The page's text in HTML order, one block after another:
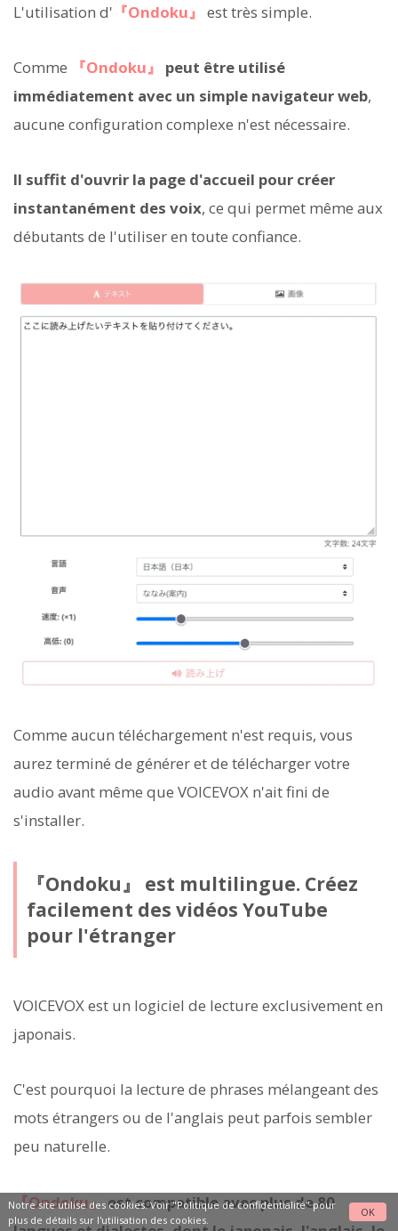
L'utilisation d' 『Ondoku』 est très simple.
Comme 『Ondoku』
peut être utilisé
immédiatement avec un simple navigateur web,
aucune configuration complexe n'est nécessaire.
Il suffit d'ouvrir la page d'accueil pour créer
instantanément des voix, ce qui permet même aux
débutants de l'utiliser en toute confiance.
Comme aucun téléchargement n'est requis, vous
aurez terminé de générer et de télécharger votre
audio avant même que VOICEVOX n'ait fini de
s'installer.
『Ondoku』 est multilingue. Créez
facilement des vidéos YouTube
pour l'étranger
VOICEVOX est un logiciel de lecture exclusivement en
japonais.
C'est pourquoi la lecture de phrases mélangeant des
mots étrangers ou de l'anglais peut parfois sembler
peu naturelle.
『Ondoku』 est compatible avec plus de 80
Notre site utilise des cookies. Voir"Politique de confidentialité"pour
plus de détails sur l'utilisation des cookies.
OK